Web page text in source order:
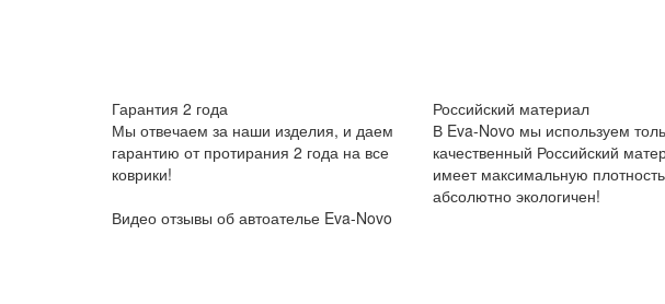
Гарантия 2 года
Мы отвечаем за наши изделия, и даем
гарантию от протирания 2 года на все
коврики!
Российский материал
В Eva-Novo мы используем
качественный Российский
имеет максимальную
абсолютно экологичен!
Видео отзывы об автоателье Eva-Novo